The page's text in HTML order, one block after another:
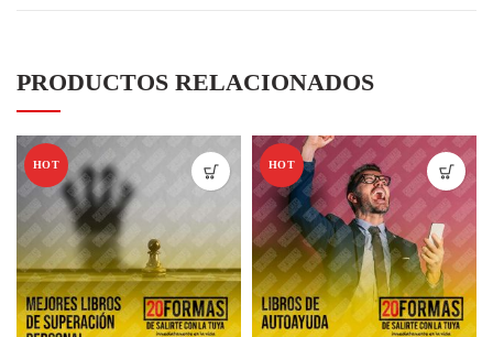
PRODUCTOS RELACIONADOS
HOT HOT